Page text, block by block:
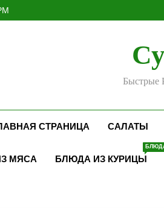
Быстрые
СТРАНИЦА САЛАТЫ
МЯСА БЛЮДА ИЗ КУРИЦЫ